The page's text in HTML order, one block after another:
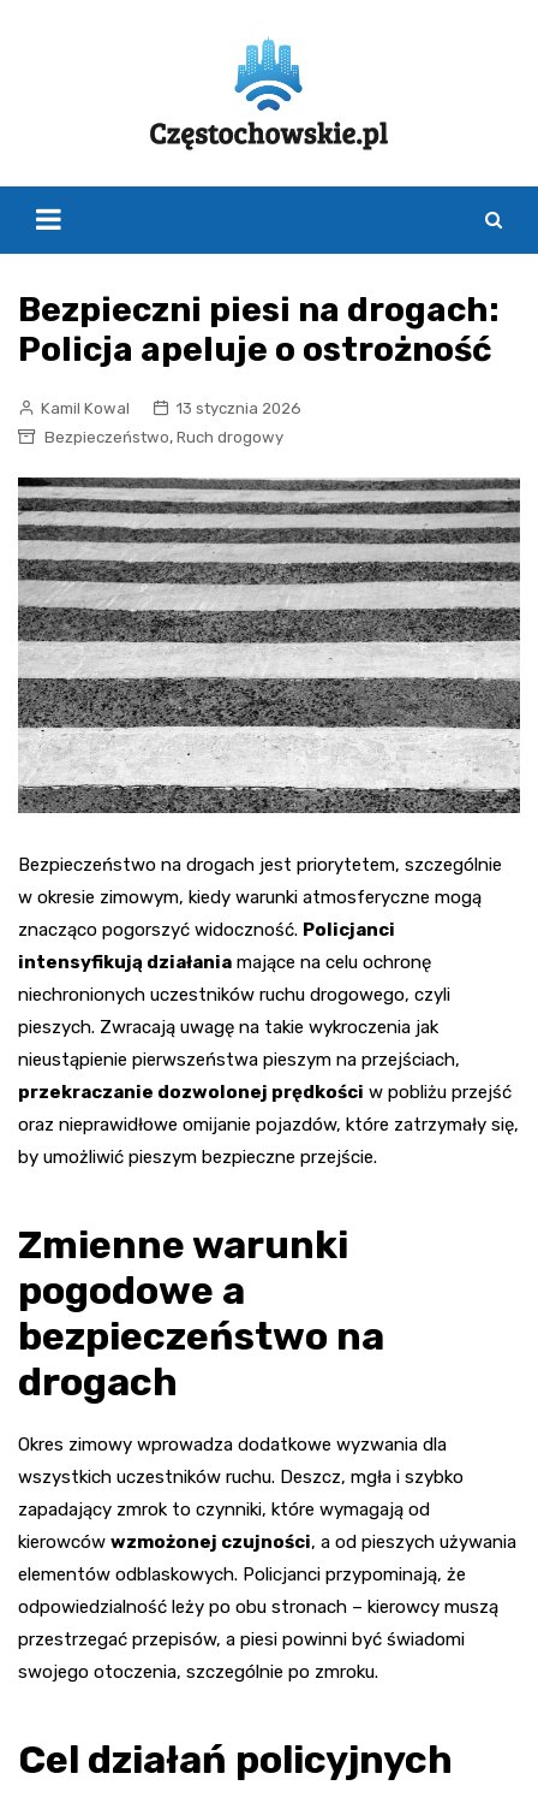
Bezpieczni piesi na drogach:
Policja apeluje o ostrożność
Kamil Kowal
13 stycznia 2026
Bezpieczeństwo, Ruch drogowy
Bezpieczeństwo na drogach jest priorytetem, szczególnie
w okresie zimowym, kiedy warunki atmosferyczne mogą
znacząco pogorszyć widoczność. Policjanci
intensyfikują działania mające na celu ochronę
niechronionych uczestników ruchu drogowego, czyli
pieszych. Zwracają uwagę na takie wykroczenia jak
nieustąpienie pierwszeństwa pieszym na przejściach,
przekraczanie dozwolonej prędkości w pobliżu przejść
oraz nieprawidłowe omijanie pojazdów, które zatrzymały się,
by umożliwić pieszym bezpieczne przejście.
Zmienne warunki
pogodowe a
bezpieczeństwo na
drogach
Okres zimowy wprowadza dodatkowe wyzwania dla
wszystkich uczestników ruchu. Deszcz, mgła i szybko
zapadający zmrok to czynniki, które wymagają od
kierowców wzmożonej czujności, a od pieszych używania
elementów odblaskowych. Policjanci przypominają, że
odpowiedzialność leży po obu stronach – kierowcy muszą
przestrzegać przepisów, a piesi powinni być świadomi
swojego otoczenia, szczególnie po zmroku.
Cel działań policyjnych